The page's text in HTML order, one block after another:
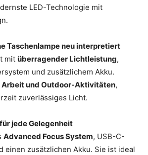
LED-Technologie mit
Taschenlampe neu interpretiert
mit überragender Lichtleistung,
und zusätzlichem Akku.
Arbeit und Outdoor-Aktivitäten,
zuverlässiges Licht.
jede Gelegenheit
Advanced Focus System, USB-C-
einen zusätzlichen Akku. Sie ist ideal